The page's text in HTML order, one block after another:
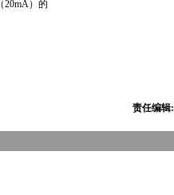
20mA）的
责任编辑: